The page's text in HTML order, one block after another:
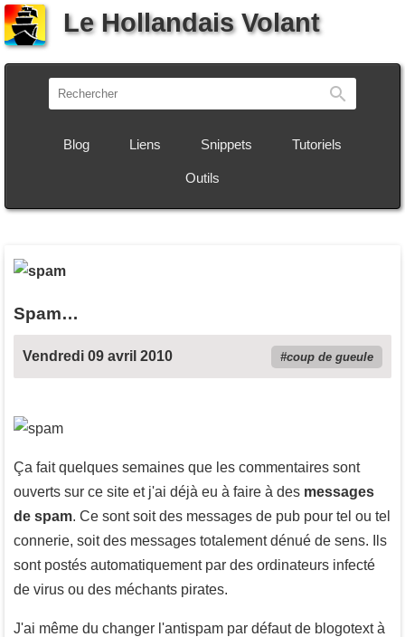
Le Hollandais Volant
Blog Liens Snippets Tutoriels
Outils
Spam…
Vendredi 09 avril 2010 coup de gueule
Ça fait quelques semaines que les commentaires sont
ouverts sur ce site et j'ai déjà eu à faire à des messages
de spam. Ce sont soit des messages de pub pour tel ou tel
connerie, soit des messages totalement dénué de sens. Ils
sont postés automatiquement par des ordinateurs infecté
de virus ou des méchants pirates.
J'ai même du changer l'antispam par défaut de blogotext à